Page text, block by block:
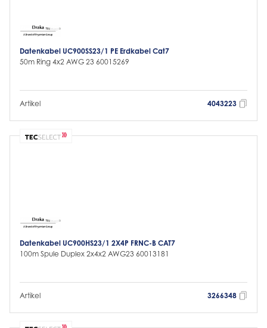
Datenkabel UC900SS23/1 PE Erdkabel Cat7
50m Ring 4x2 AWG 23 60015269
Artikel 4043223
Datenkabel UC900HS23/1 2X4P FRNC-B CAT7
100m Spule Duplex 2x4x2 AWG23 60013181
Artikel 3266348